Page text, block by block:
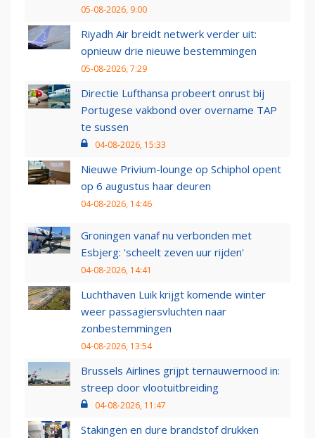
05-08-2026, 9:00
Riyadh Air breidt netwerk verder uit:
opnieuw drie nieuwe bestemmingen
05-08-2026, 7:29
Directie Lufthansa probeert onrust bij
Portugese vakbond over overname TAP
te sussen
04-08-2026, 15:33
Nieuwe Privium-lounge op Schiphol opent
op 6 augustus haar deuren
04-08-2026, 14:46
Groningen vanaf nu verbonden met
Esbjerg: 'scheelt zeven uur rijden'
04-08-2026, 14:41
Luchthaven Luik krijgt komende winter
weer passagiersvluchten naar
zonbestemmingen
04-08-2026, 13:54
Brussels Airlines grijpt ternauwernood in:
streep door vlootuitbreiding
04-08-2026, 11:47
Stakingen en dure brandstof drukken